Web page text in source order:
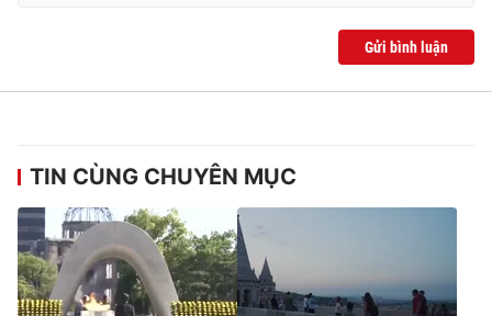
Gửi bình luận
TIN CÙNG CHUYÊN MỤC